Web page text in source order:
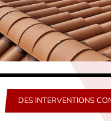
DES INTERVENTIONS